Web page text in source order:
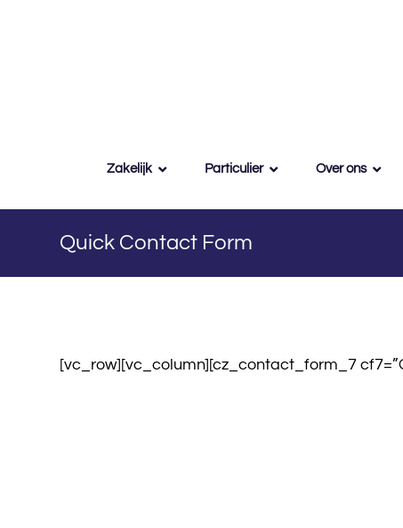
Zakelijk Particulier Over ons
Quick Contact Form
[vc_row][vc_column][cz_contact_form_7